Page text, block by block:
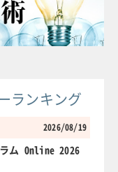
ランキング
2026/08/19
ム Online 2026